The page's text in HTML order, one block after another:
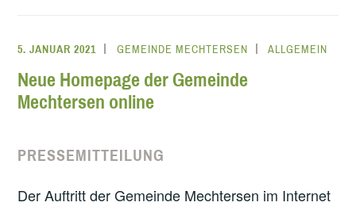
5. JANUAR 2021 GEMEINDE MECHTERSEN ALLGEMEIN
Neue Homepage der Gemeinde
Mechtersen online
PRESSEMITTEILUNG
Der Auftritt der Gemeinde Mechtersen im Internet